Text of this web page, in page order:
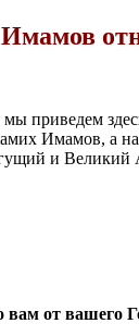
мы приведем
Имамов, а
и Великий
вам от вашего